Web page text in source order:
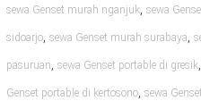
sewa Genset murah nganjuk, sewa
sidoarjo, sewa Genset murah surabaya,
pasuruan, sewa Genset portable di gresik,
Genset portable di kertosono, sewa